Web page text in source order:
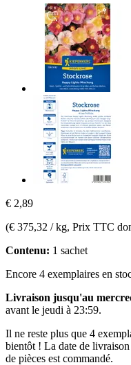
€ 2,89
(€ 375,32 / kg, Prix TTC
Contenu: 1 sachet
Encore 4 exemplaires en
Livraison jusqu'au
avant le jeudi à 23:59.
Il ne reste plus que 4
bientôt ! La date de
de pièces est commandé.